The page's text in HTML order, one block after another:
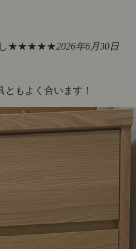
★★★★★2026年6月30日
もよく合います！